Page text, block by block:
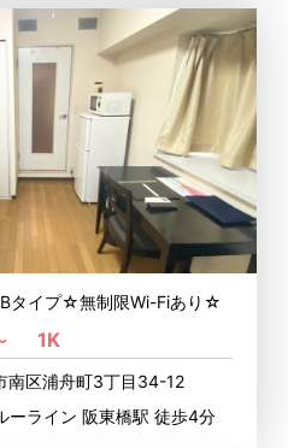
Bタイプ☆無制限Wi-Fiあり☆
1K
南区浦舟町3丁目34-12
ーライン 阪東橋駅 徒歩4分